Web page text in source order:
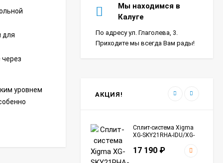
для
уровнем
Мы находимся в
Калуге
По адресу ул. Глаголева, 3.
Приходите мы всегда Вам рады!
АКЦИЯ!
Сплит-система Ultima
Comfort SIR-I07PN-
IN/SIR-I07PN-OUT Sirius
Сплит-система Xigma
XG-SKY21RHA-IDU/XG-
17 190 ₽